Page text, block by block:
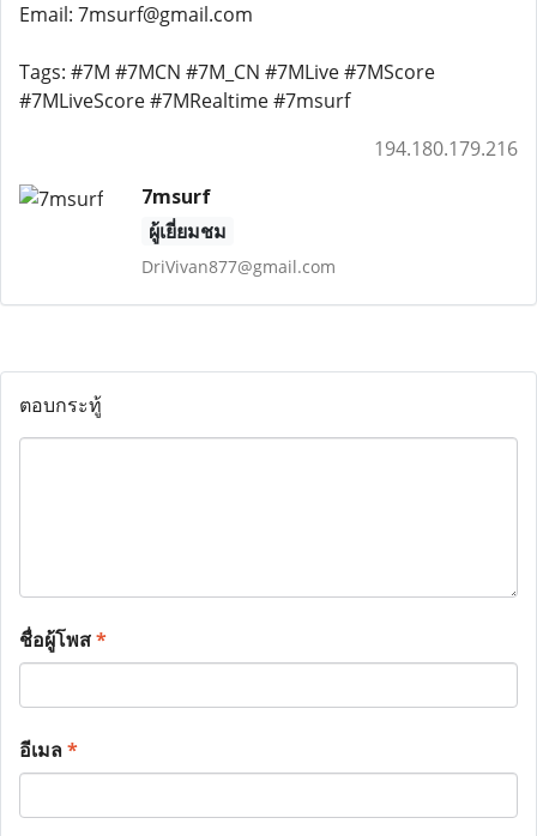
Email: 7msurf@gmail.com
Tags: #7M #7MCN #7M_CN #7MLive #7MScore
#7MLiveScore #7MRealtime #7msurf
194.180.179.216
7msurf
ผู้เยี่ยมชม
DriVivan877@gmail.com
ตอบกระทู้
ชื่อผู้โพส*
อีเมล*